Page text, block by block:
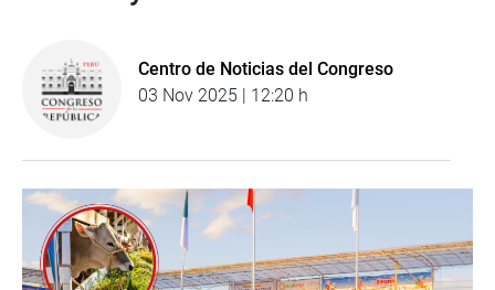
Centro de Noticias del Congreso
03 Nov 2025 | 12:20 h